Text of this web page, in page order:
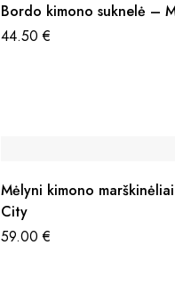
Bordo kimono suknelė –
44.50€
Mėlyni kimono
City
59.00€